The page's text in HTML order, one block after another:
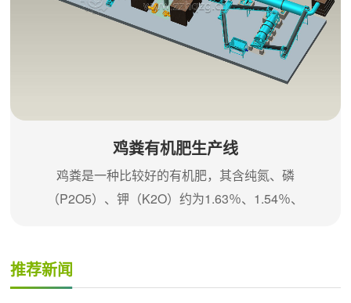
鸡粪有机肥生产线
鸡粪是一种比较好的有机肥，其含纯氮、磷
（P2O5）、钾（K2O）约为1.63％、1.54％、
过在腐熟后的过程得到灭活及脱臭。鸡粪有机肥生产
工艺流程与有机肥生产线设备配置息息相关，一般有
推荐新闻